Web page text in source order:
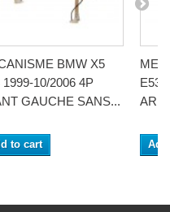
BMW X5
1999-10/2006 4P
GAUCHE SANS...
to cart
E53